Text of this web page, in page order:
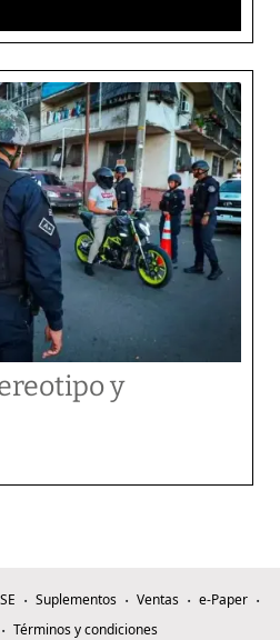
y
Suplementos Ventas
e-Paper
Términos y condiciones